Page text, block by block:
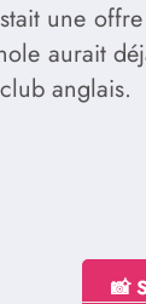
une
aurait
anglais.
📸